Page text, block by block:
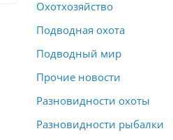
Охотхозяйство
Подводная охота
Подводный мир
Прочие новости
Разновидности охоты
Разновидности рыбалки